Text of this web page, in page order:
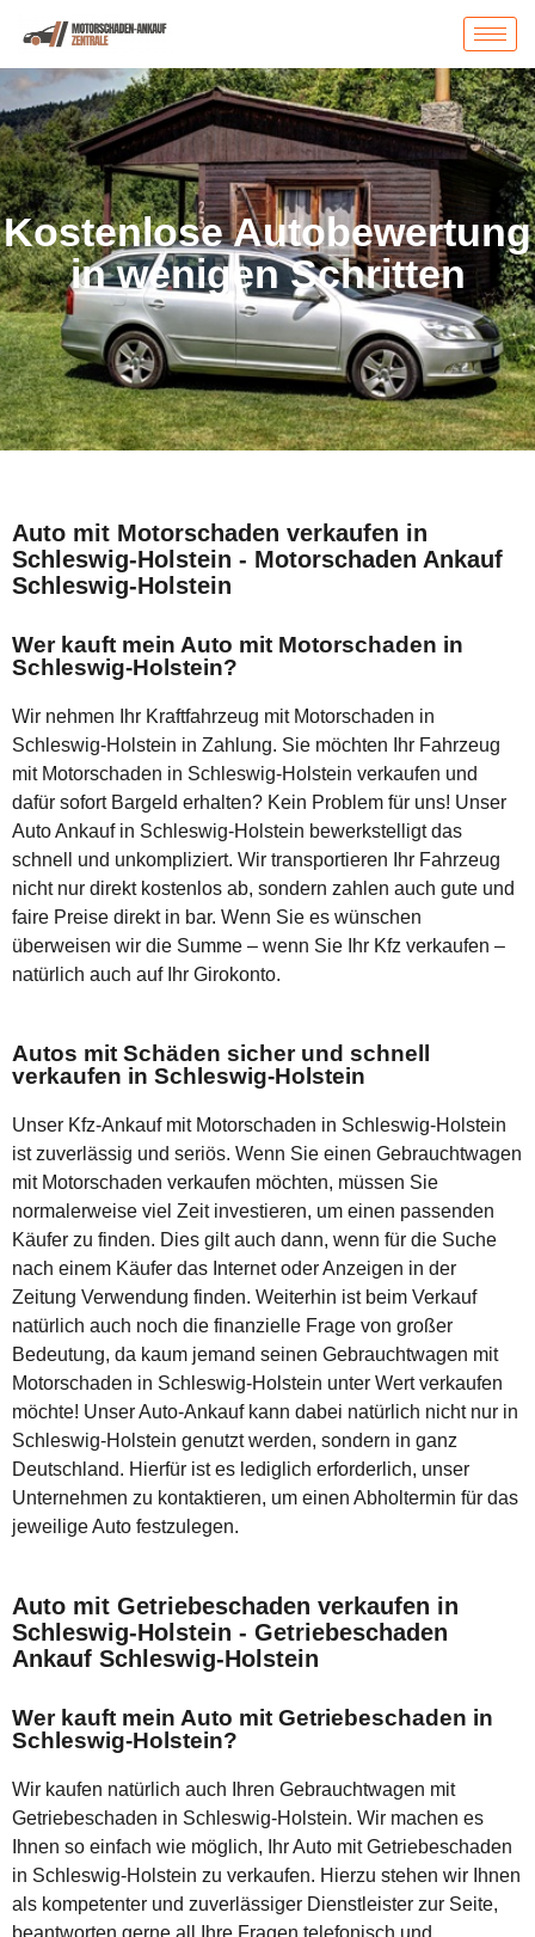
Kostenlose Autobewertung
in wenigen Schritten
Auto mit Motorschaden verkaufen in
Schleswig-Holstein - Motorschaden Ankauf
Schleswig-Holstein
Wer kauft mein Auto mit Motorschaden in
Schleswig-Holstein?
Wir nehmen Ihr Kraftfahrzeug mit Motorschaden in
Schleswig-Holstein in Zahlung. Sie möchten Ihr Fahrzeug
mit Motorschaden in Schleswig-Holstein verkaufen und
dafür sofort Bargeld erhalten? Kein Problem für uns! Unser
Auto Ankauf in Schleswig-Holstein bewerkstelligt das
schnell und unkompliziert. Wir transportieren Ihr Fahrzeug
nicht nur direkt kostenlos ab, sondern zahlen auch gute und
faire Preise direkt in bar. Wenn Sie es wünschen
überweisen wir die Summe – wenn Sie Ihr Kfz verkaufen –
natürlich auch auf Ihr Girokonto.
Autos mit Schäden sicher und schnell
verkaufen in Schleswig-Holstein
Unser Kfz-Ankauf mit Motorschaden in Schleswig-Holstein
ist zuverlässig und seriös. Wenn Sie einen Gebrauchtwagen
mit Motorschaden verkaufen möchten, müssen Sie
normalerweise viel Zeit investieren, um einen passenden
Käufer zu finden. Dies gilt auch dann, wenn für die Suche
nach einem Käufer das Internet oder Anzeigen in der
Zeitung Verwendung finden. Weiterhin ist beim Verkauf
natürlich auch noch die finanzielle Frage von großer
Bedeutung, da kaum jemand seinen Gebrauchtwagen mit
Motorschaden in Schleswig-Holstein unter Wert verkaufen
möchte! Unser Auto-Ankauf kann dabei natürlich nicht nur in
Schleswig-Holstein genutzt werden, sondern in ganz
Deutschland. Hierfür ist es lediglich erforderlich, unser
Unternehmen zu kontaktieren, um einen Abholtermin für das
jeweilige Auto festzulegen.
Auto mit Getriebeschaden verkaufen in
Schleswig-Holstein - Getriebeschaden
Ankauf Schleswig-Holstein
Wer kauft mein Auto mit Getriebeschaden in
Schleswig-Holstein?
Wir kaufen natürlich auch Ihren Gebrauchtwagen mit
Getriebeschaden in Schleswig-Holstein. Wir machen es
Ihnen so einfach wie möglich, Ihr Auto mit Getriebeschaden
in Schleswig-Holstein zu verkaufen. Hierzu stehen wir Ihnen
als kompetenter und zuverlässiger Dienstleister zur Seite,
beantworten gerne all Ihre Fragen telefonisch und